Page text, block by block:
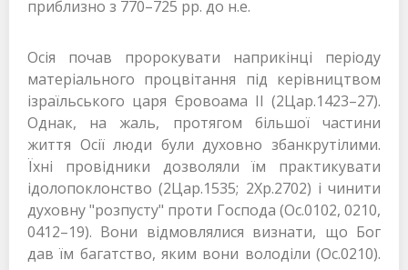
приблизно з 770–725 рр. до н.е.
Осія почав пророкувати наприкінці періоду
матеріального процвітання під керівництвом
ізраїльського царя Єровоама II (2Цар.1423–27).
Однак, на жаль, протягом більшої частини
життя Осії люди були духовно збанкрутілими.
Їхні провідники дозволяли їм практикувати
ідолопоклонство (2Цар.1535; 2Хр.2702) і чинити
духовну "розпусту" проти Господа (Ос.0102, 0210,
0412–19). Вони відмовлялися визнати, що Бог
дав їм багатство, яким вони володіли (Ос.0210).